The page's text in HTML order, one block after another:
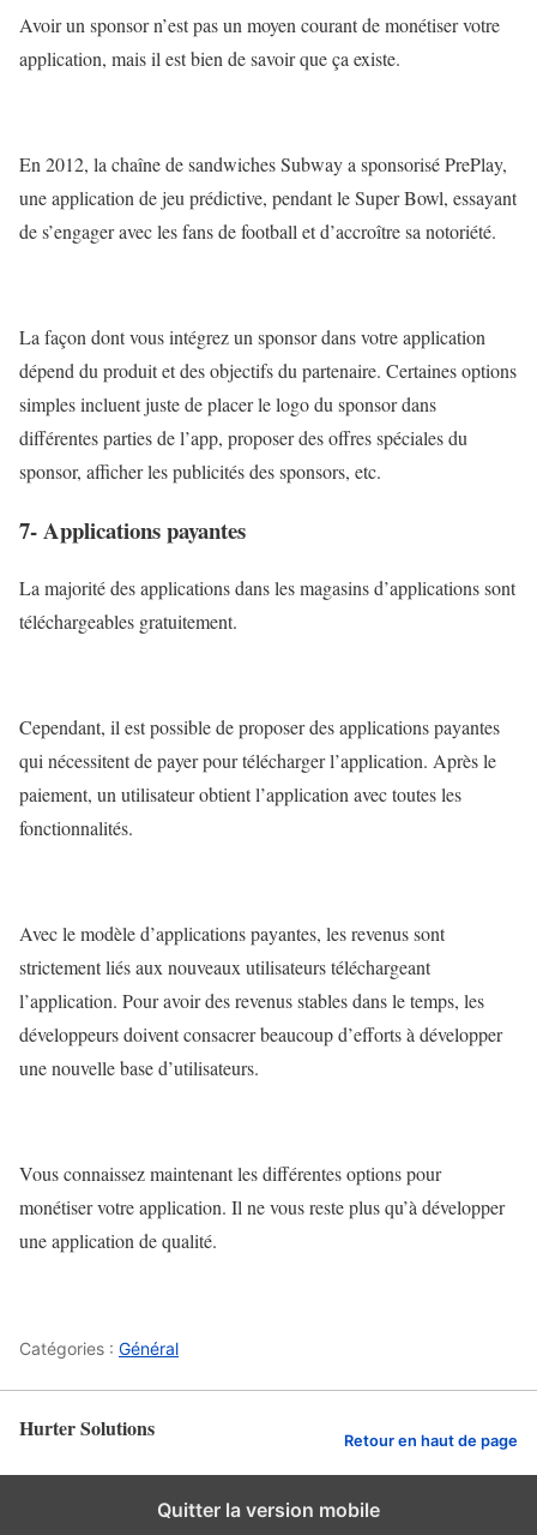
Avoir un sponsor n’est pas un moyen courant de monétiser votre
application, mais il est bien de savoir que ça existe.
En 2012, la chaîne de sandwiches Subway a sponsorisé PrePlay,
une application de jeu prédictive, pendant le Super Bowl, essayant
de s’engager avec les fans de football et d’accroître sa notoriété.
La façon dont vous intégrez un sponsor dans votre application
dépend du produit et des objectifs du partenaire. Certaines options
simples incluent juste de placer le logo du sponsor dans
différentes parties de l’app, proposer des offres spéciales du
sponsor, afficher les publicités des sponsors, etc.
7- Applications payantes
La majorité des applications dans les magasins d’applications sont
téléchargeables gratuitement.
Cependant, il est possible de proposer des applications payantes
qui nécessitent de payer pour télécharger l’application. Après le
paiement, un utilisateur obtient l’application avec toutes les
fonctionnalités.
Avec le modèle d’applications payantes, les revenus sont
strictement liés aux nouveaux utilisateurs téléchargeant
l’application. Pour avoir des revenus stables dans le temps, les
développeurs doivent consacrer beaucoup d’efforts à développer
une nouvelle base d’utilisateurs.
Vous connaissez maintenant les différentes options pour
monétiser votre application. Il ne vous reste plus qu’à développer
une application de qualité.
Catégories : Général
Hurter Solutions Retour en haut de page
Quitter la version mobile